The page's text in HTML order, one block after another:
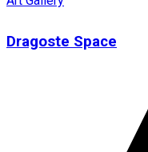
Dragoste Space